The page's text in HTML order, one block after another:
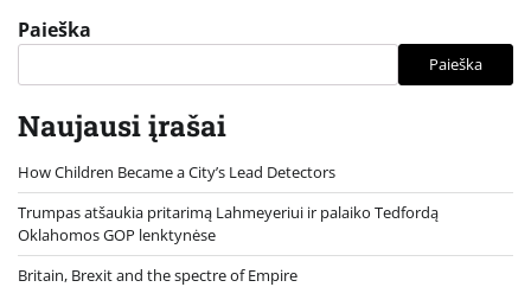
Paieška
Paieška
Naujausi įrašai
How Children Became a City’s Lead Detectors
Trumpas atšaukia pritarimą Lahmeyeriui ir palaiko Tedfordą
Oklahomos GOP lenktynėse
Britain, Brexit and the spectre of Empire